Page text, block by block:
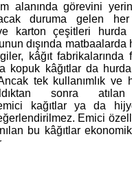
alanında görevini
duruma gelen
karton çeşitleri hurda
dışında matbaalarda
kâğıt fabrikalarında
kopuk kâğıtlar da
tek kullanımlık ve
sonra
kağıtlar ya da
Emici
bu kâğıtlar